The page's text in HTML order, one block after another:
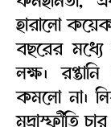
হারালো
বছরের মধ্যে
লক্ষ।
কমলো না।
মুদ্রাস্ফীতি